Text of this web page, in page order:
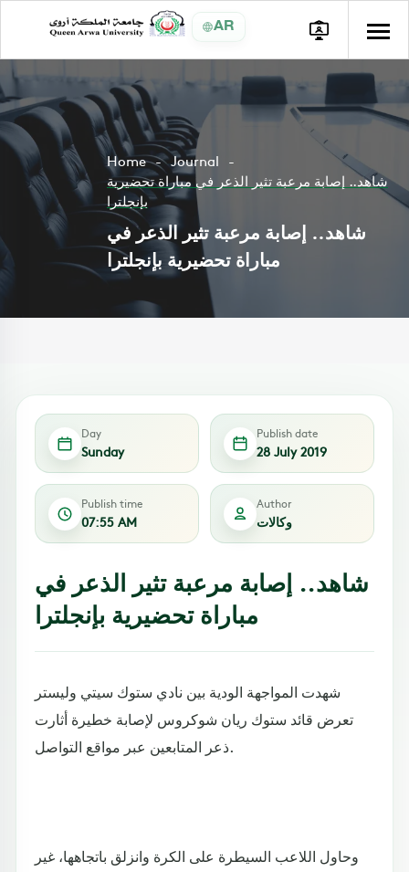
AR
Home
Journal
شاهد.. إصابة مرعبة تثير الذعر في مباراة تحضيرية
بإنجلترا
شاهد.. إصابة مرعبة تثير الذعر في
مباراة تحضيرية بإنجلترا
Day
Sunday
Publish date
28 July 2019
Publish time
07:55 AM
Author
وكالات
شاهد.. إصابة مرعبة تثير الذعر في
مباراة تحضيرية بإنجلترا
شهدت المواجهة الودية بين نادي ستوك سيتي وليستر
تعرض قائد ستوك ريان شوكروس لإصابة خطيرة أثارت
ذعر المتابعين عبر مواقع التواصل.
وحاول اللاعب السيطرة على الكرة وانزلق باتجاهها، غير